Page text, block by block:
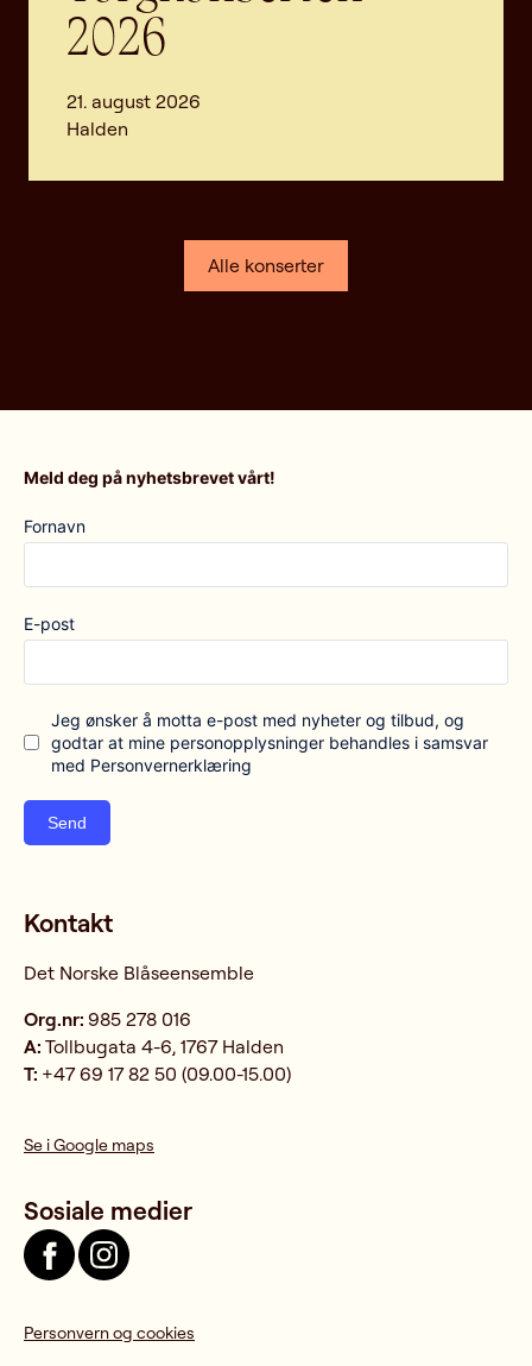
2026
21. august 2026
Halden
Alle konserter
Meld deg på nyhetsbrevet vårt!
Fornavn
E-post
Jeg ønsker å motta e-post med nyheter og tilbud, og
godtar at mine personopplysninger behandles i samsvar
med Personvernerklæring
Send
Kontakt
Det Norske Blåseensemble
Org.nr: 985 278 016
A: Tollbugata 4-6, 1767 Halden
T: +47 69 17 82 50 (09.00-15.00)
Se i Google maps
Sosiale medier
Personvern og cookies